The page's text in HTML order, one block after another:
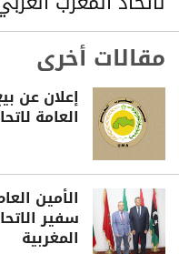
مقالات أخرى
إعلان عن
العامة
الأمين
سفير
المغربية